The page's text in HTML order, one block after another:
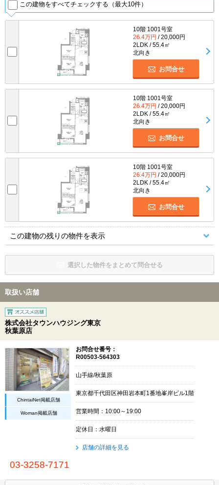
この建物をすべてチェックする（最大10件）
10階 1001号室
26.4万円 / 20,000円
2LDK / 55.4㎡
北向き
お問合せ
10階 1001号室
26.4万円 / 20,000円
2LDK / 55.4㎡
北向き
お問合せ
10階 1001号室
26.4万円 / 20,000円
2LDK / 55.4㎡
北向き
お問合せ
この建物の残りの物件を表示
選択した物件をまとめて問合せる
取扱い店舗
株式会社タウンハウジング東京
秋葉原店
ChintaiNet掲載店舗
Woman掲載店舗
お問合せ番号：
R00503-564303
山手線/秋葉原
東京都千代田区神田岩本町1番地峯岸ビル1階
営業時間：10:00～19:00
定休日：水曜日
店舗の詳細を見る
03-3258-7171